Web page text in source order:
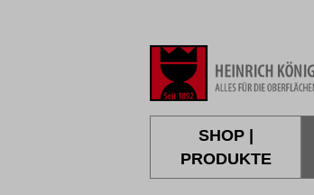
SHOP |
PRODUKTE